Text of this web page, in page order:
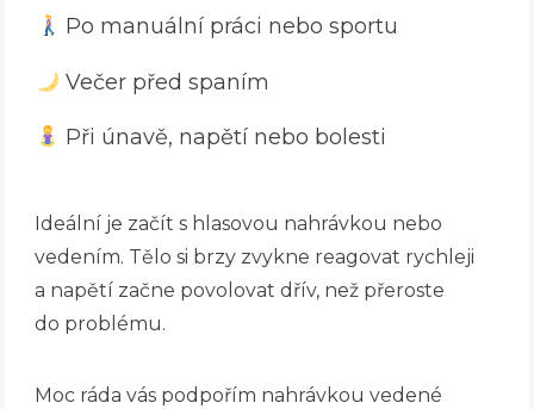
Po manuální práci nebo sportu
Večer před spaním
Při únavě, napětí nebo bolesti
Ideální je začít s hlasovou nahrávkou nebo
vedením. Tělo si brzy zvykne reagovat rychleji
a napětí začne povolovat dřív, než přeroste
do problému.
Moc ráda vás podpořím nahrávkou vedené